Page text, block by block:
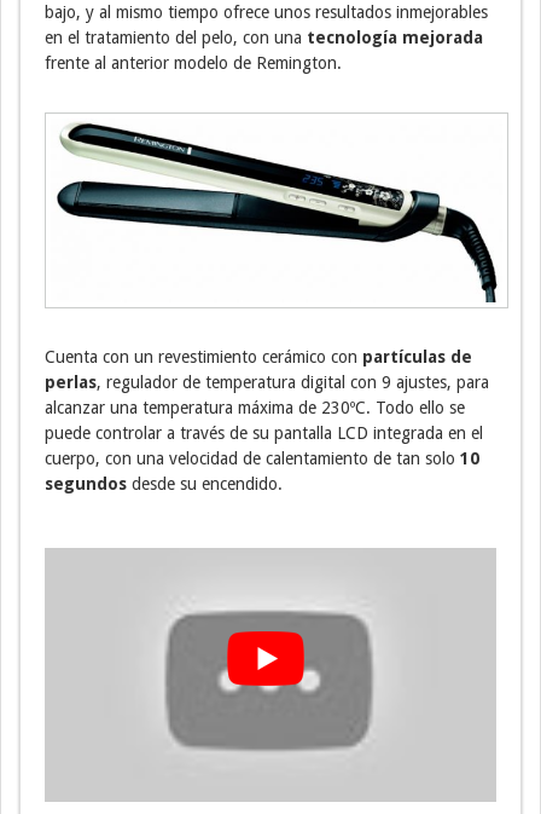
bajo, y al mismo tiempo ofrece unos resultados inmejorables
en el tratamiento del pelo, con una tecnología mejorada
frente al anterior modelo de Remington.
Cuenta con un revestimiento cerámico con partículas de
perlas, regulador de temperatura digital con 9 ajustes, para
alcanzar una temperatura máxima de 230ºC. Todo ello se
puede controlar a través de su pantalla LCD integrada en el
cuerpo, con una velocidad de calentamiento de tan solo 10
segundos desde su encendido.